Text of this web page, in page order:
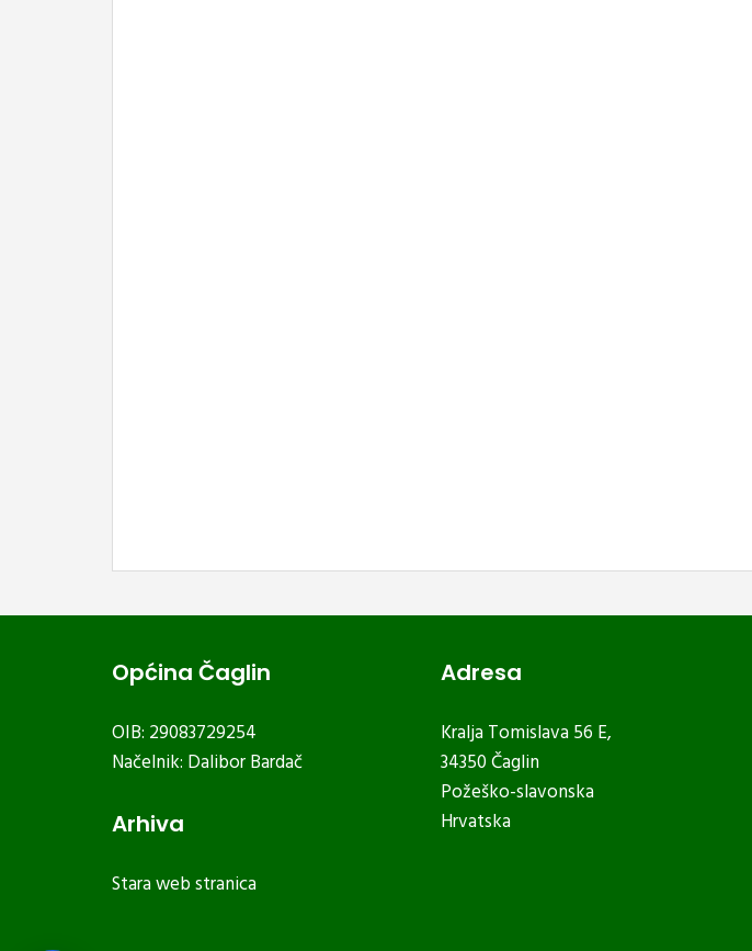
Općina Čaglin
OIB: 29083729254
Načelnik: Dalibor Bardač
Arhiva
Stara web stranica
Adresa
Kralja Tomislava 56 E,
34350 Čaglin
Požeško-slavonska
Hrvatska